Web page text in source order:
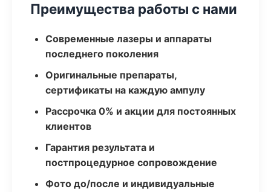
Преимущества работы с нами
Современные лазеры и аппараты
последнего поколения
Оригинальные препараты,
сертификаты на каждую ампулу
Рассрочка 0% и акции для постоянных
клиентов
Гарантия результата и
постпроцедурное сопровождение
Фото до/после и индивидуальные